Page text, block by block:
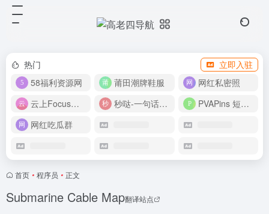
热门
立即入驻
58福利资源网
莆田潮牌鞋服
网红私密照
云上Focus接码平台
秒哒-一句话做应用
PVAPins 短信接码平台
网红吃瓜群
首页 • 程序员 • 正文
Submarine Cable Map翻译站点